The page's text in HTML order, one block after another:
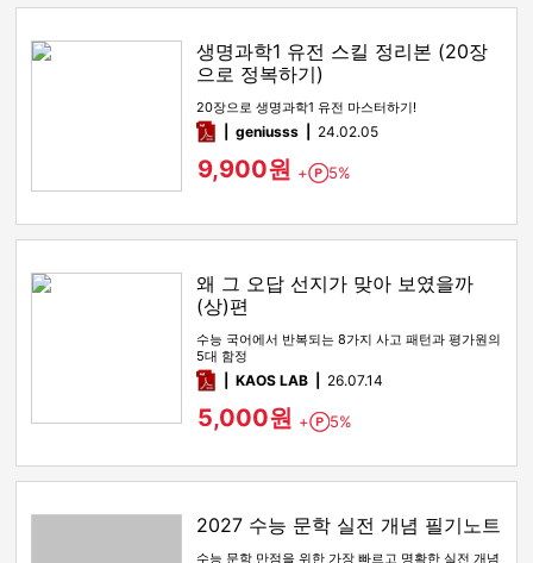
생명과학1 유전 스킬 정리본 (20장
으로 정복하기)
20장으로 생명과학1 유전 마스터하기!
pdfgeniusss 24.02.05
9,900원 + Point
5%
왜 그 오답 선지가 맞아 보였을까
(상)편
수능 국어에서 반복되는 8가지 사고 패턴과 평가원의
5대 함정
pdfKAOS LAB 26.07.14
5,000원 + Point
5%
2027 수능 문학 실전 개념 필기노트
수능 문학 만점을 위한 가장 빠르고 명확한 실전 개념